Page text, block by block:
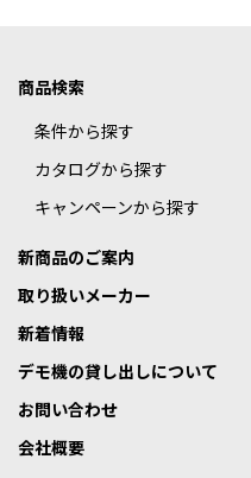
商品検索
条件から探す
カタログから探す
キャンペーンから探す
新商品のご案内
取り扱いメーカー
新着情報
デモ機の貸し出しについて
お問い合わせ
会社概要